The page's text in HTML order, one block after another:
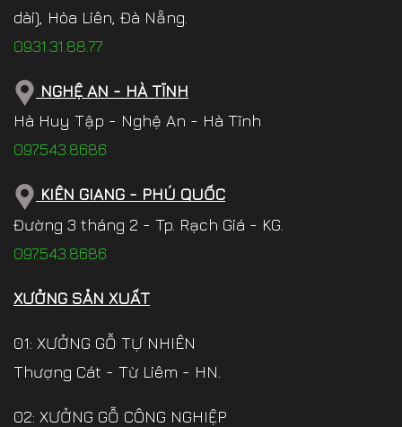
dài), Hòa Liên, Đà Nẵng.
0931.31.88.77
NGHỆ AN - HÀ TĨNH
Hà Huy Tập - Nghệ An - Hà Tĩnh
097.543.8686
KIÊN GIANG - PHÚ QUỐC
Đường 3 tháng 2 - Tp. Rạch Giá - KG.
097.543.8686
XƯỞNG SẢN XUẤT
01: XƯỞNG GỖ TỰ NHIÊN
Thượng Cát - Từ Liêm - HN.
02: XƯỞNG GỖ CÔNG NGHIỆP